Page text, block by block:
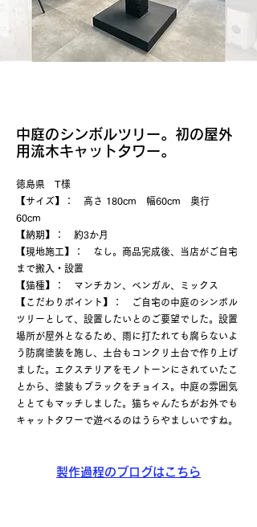
中庭のシンボルツリー。初の屋外
用流木キャットタワー。
徳島県 T様
​【サイズ】： 高さ 180cm 幅60cm 奥行
60cm
【納期】： 約3か月
【現地施工】： なし。商品完成後、当店がご自宅
まで搬入・設置
【猫種】： マンチカン、ベンガル、ミックス
​【こだわりポイント】： ご自宅の中庭のシンボル
ツリーとして、設置したいとのご要望でした。設置
場所が屋外となるため、雨に打たれても腐らないよ
う防腐塗装を施し、土台もコンクリ土台で作り上げ
ました。エクステリアをモノトーンにされていたこ
とから、塗装もブラックをチョイス。中庭の雰囲気
ととてもマッチしました。猫ちゃんたちがお外でも
キャットタワーで遊べるのはうらやましいですね。
製作過程のブログはこちら